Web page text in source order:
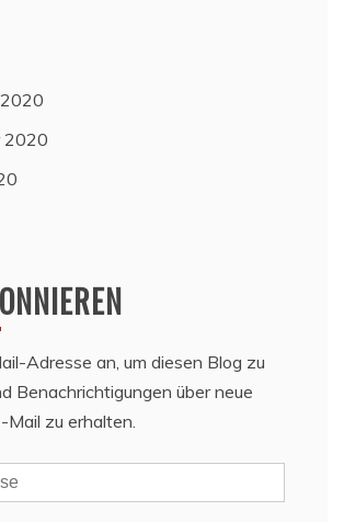
2020
Adresse an, um diesen Blog zu
Benachrichtigungen über neue
zu erhalten.